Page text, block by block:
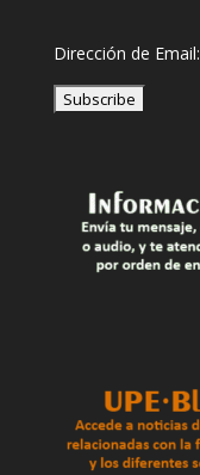
Dirección de Email: